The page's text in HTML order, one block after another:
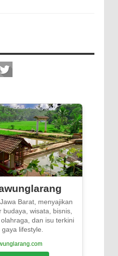
Barat, menyajikan
budaya, wisata, bisnis,
dan isu terkini
lifestyle.